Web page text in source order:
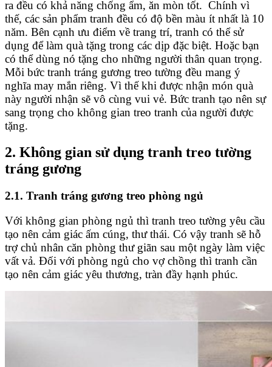
ra đều có khả năng chống ẩm, ăn mòn tốt. Chính vì
thế, các sản phẩm tranh đều có độ bền màu ít nhất là 10
năm. Bên cạnh ưu điểm về trang trí, tranh có thể sử
dụng để làm quà tặng trong các dịp đặc biệt. Hoặc bạn
có thể dùng nó tặng cho những người thân quan trọng.
Mỗi bức tranh tráng gương treo tường đều mang ý
nghĩa may mắn riêng. Vì thế khi được nhận món quà
này người nhận sẽ vô cùng vui vẻ. Bức tranh tạo nên sự
sang trọng cho không gian treo tranh của người được
tặng.
2. Không gian sử dụng tranh treo tường
tráng gương
2.1. Tranh tráng gương treo phòng ngủ
Với không gian phòng ngủ thì tranh treo tường yêu cầu
tạo nên cảm giác ấm cúng, thư thái. Có vậy tranh sẽ hỗ
trợ chủ nhân căn phòng thư giãn sau một ngày làm việc
vất vả. Đối với phòng ngủ cho vợ chồng thì tranh cần
tạo nên cảm giác yêu thương, tràn đầy hạnh phúc.